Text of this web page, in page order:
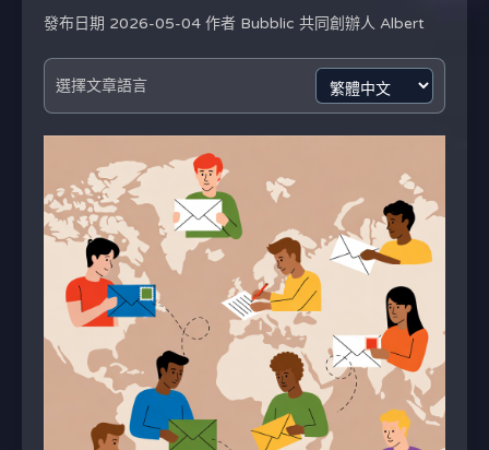
發布日期 2026-05-04 作者 Bubblic 共同創辦人 Albert
選擇文章語言